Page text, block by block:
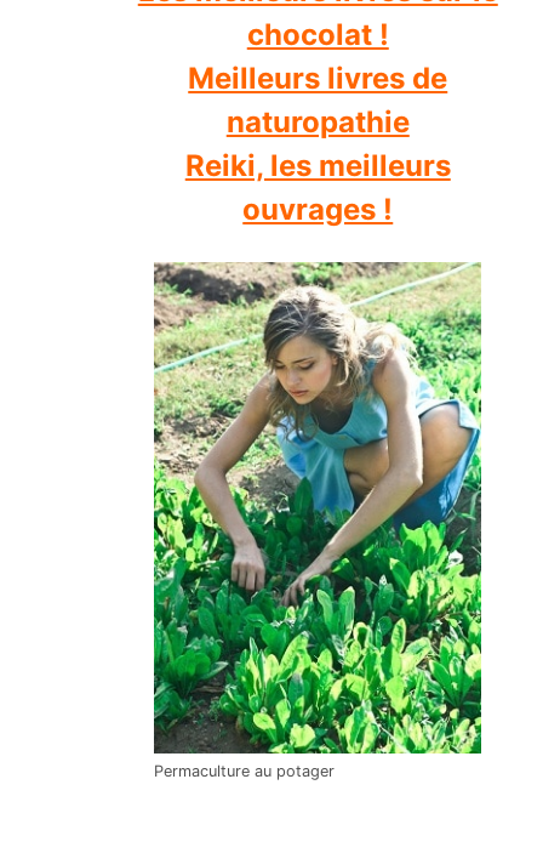
chocolat !
Meilleurs livres de
naturopathie
Reiki, les meilleurs
ouvrages !
Permaculture au potager